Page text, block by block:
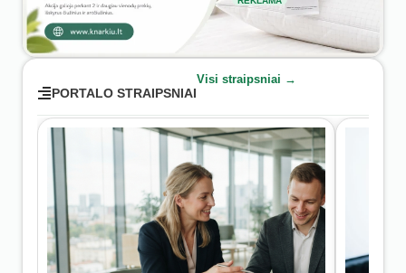
PORTALO STRAIPSNIAI
Visi straipsniai →